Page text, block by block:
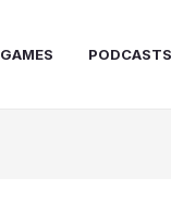
GAMES PODCASTS